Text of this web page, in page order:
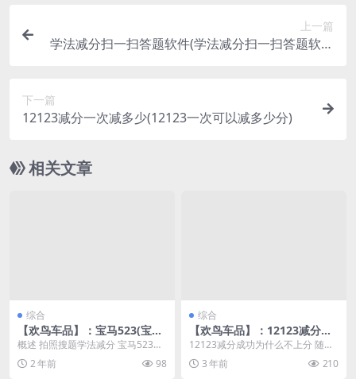
上一篇
学法减分扫一扫答题软件(学法减分扫一扫答题软件
下一篇
12123减分一次减多少(12123一次可以减多少分)
相关文章
综合
【欢鸟车品】：宝马523(宝马
523li参数配置)
概述 拍照搜题学法减分 宝马523是
一款德国制造的豪华轿车，由宝马
公司设计和生产...
2 年前 98
综合
【欢鸟车品】：12123减分成
功为什么不上分(12123减分成
功为什么还是9分)
12123减分成功为什么不上分 随着
互联网的发展和普及，越来越多的
人开始关注网络...
3 年前 210